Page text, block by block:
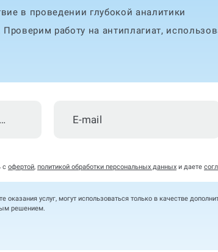
в проведении глубокой аналитики
работу на антиплагиат,
маркетинговое исследование
с офертой, политикой обработки персональных данных и даете
оказания услуг, могут использоваться только в качестве
решением.